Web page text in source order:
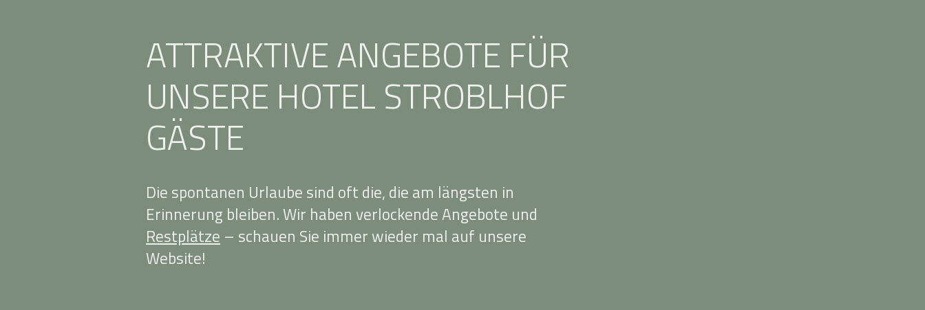
ATTRAKTIVE ANGEBOTE FÜR
UNSERE HOTEL STROBLHOF
GÄSTE
Die spontanen Urlaube sind oft die, die am längsten in
Erinnerung bleiben. Wir haben verlockende Angebote und
Restplätze – schauen Sie immer wieder mal auf unsere
Website!